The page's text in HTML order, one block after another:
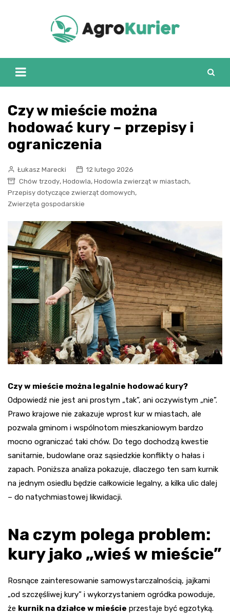
Czy w mieście można
hodować kury – przepisy i
ograniczenia
Łukasz Marecki
12 lutego 2026
Chów trzody, Hodowla, Hodowla zwierząt w miastach,
Przepisy dotyczące zwierząt domowych,
Zwierzęta gospodarskie
Czy w mieście można legalnie hodować kury?
Odpowiedź nie jest ani prostym „tak”, ani oczywistym „nie”.
Prawo krajowe nie zakazuje wprost kur w miastach, ale
pozwala gminom i wspólnotom mieszkaniowym bardzo
mocno ograniczać taki chów. Do tego dochodzą kwestie
sanitarnie, budowlane oraz sąsiedzkie konflikty o hałas i
zapach. Poniższa analiza pokazuje, dlaczego ten sam kurnik
na jednym osiedlu będzie całkowicie legalny, a kilka ulic dalej
– do natychmiastowej likwidacji.
Na czym polega problem:
kury jako „wieś w mieście”
Rosnące zainteresowanie samowystarczalnością, jajkami
„od szczęśliwej kury” i wykorzystaniem ogródka powoduje,
że kurnik na działce w mieście przestaje być egzotyką.